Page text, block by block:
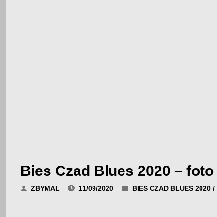
Bies Czad Blues 2020 –
ZBYMAL 11/09/2020 BIES CZAD BLUES 2020/